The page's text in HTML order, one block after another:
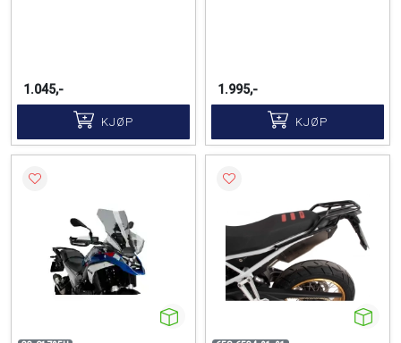
1.045,-
KJØP
1.995,-
KJØP